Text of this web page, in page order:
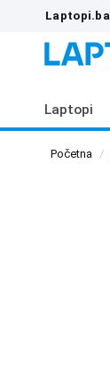
Laptopi.ba
Laptopi
Početna